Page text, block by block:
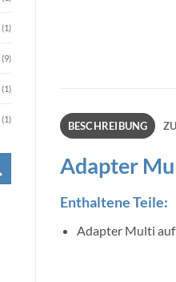
(1)
(9)
(1)
(1)
BESCHREIBUNG
Adapter
Enthaltene Teile:
Adapter Multi auf